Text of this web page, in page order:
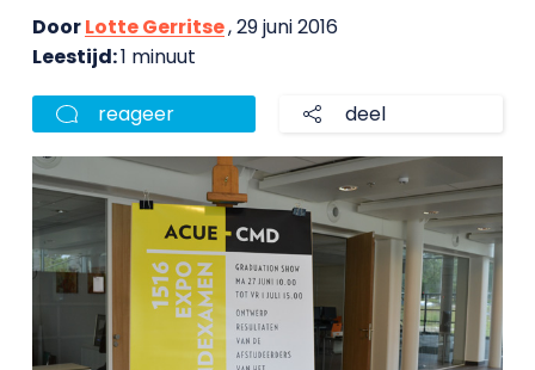
DoorLotte Gerritse, 29 juni 2016
Leestijd:1 minuut
reageer deel